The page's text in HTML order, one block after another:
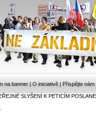
na banner | O iniciativě | Přispějte nám
SLYŠENÍ K PETICÍM